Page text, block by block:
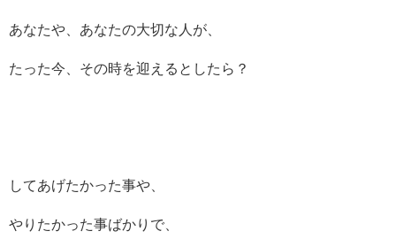
あなたや、あなたの大切な人が、
たった今、その時を迎えるとしたら？
してあげたかった事や、
やりたかった事ばかりで、